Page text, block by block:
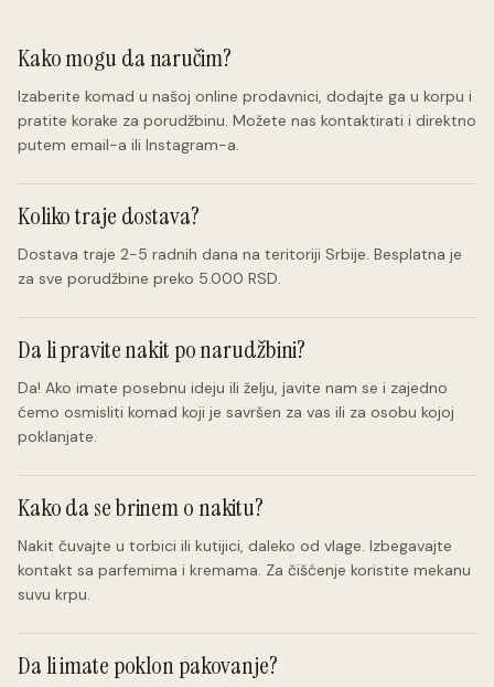
Kako mogu da naručim?
Izaberite komad u našoj online prodavnici, dodajte ga u korpu i
pratite korake za porudžbinu. Možete nas kontaktirati i direktno
putem email-a ili Instagram-a.
Koliko traje dostava?
Dostava traje 2-5 radnih dana na teritoriji Srbije. Besplatna je
za sve porudžbine preko 5.000 RSD.
Da li pravite nakit po narudžbini?
Da! Ako imate posebnu ideju ili želju, javite nam se i zajedno
ćemo osmisliti komad koji je savršen za vas ili za osobu kojoj
poklanjate.
Kako da se brinem o nakitu?
Nakit čuvajte u torbici ili kutijici, daleko od vlage. Izbegavajte
kontakt sa parfemima i kremama. Za čišćenje koristite mekanu
suvu krpu.
Da li imate poklon pakovanje?